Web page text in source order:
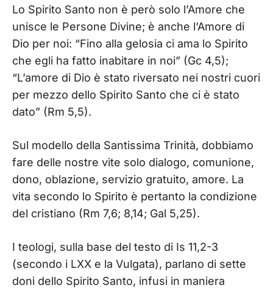
Lo Spirito Santo non è però solo l’Amore che
unisce le Persone Divine; è anche l’Amore di
Dio per noi: “Fino alla gelosia ci ama lo Spirito
che egli ha fatto inabitare in noi” (Gc 4,5);
“L’amore di Dio è stato riversato nei nostri cuori
per mezzo dello Spirito Santo che ci è stato
dato” (Rm 5,5).
Sul modello della Santissima Trinità, dobbiamo
fare delle nostre vite solo dialogo, comunione,
dono, oblazione, servizio gratuito, amore. La
vita secondo lo Spirito è pertanto la condizione
del cristiano (Rm 7,6; 8,14; Gal 5,25).
I teologi, sulla base del testo di Is 11,2-3
(secondo i LXX e la Vulgata), parlano di sette
doni dello Spirito Santo, infusi in maniera